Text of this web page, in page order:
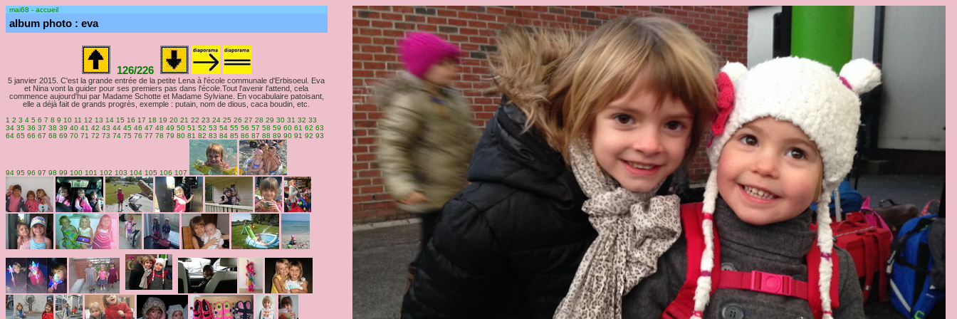
mai68 - accueil
album photo : eva
126/226
5 janvier 2015. C'est la grande entrée de la petite Lena à l'école communale d'Erbisoeul. Eva
et Nina vont la guider pour ses premiers pas dans l'école.Tout l'avenir l'attend, cela
commence aujourd'hui par Madame Schotte et Madame Sylviane. En vocabulaire patoisant,
elle a déjà fait de grands progrès, exemple : putain, nom de dious, caca boudin, etc.
1 2 3 4 5 6 7 8 9 10 11 12 13 14 15 16 17 18 19 20 21 22 23 24 25 26 27 28 29 30 31 32 33
34 35 36 37 38 39 40 41 42 43 44 45 46 47 48 49 50 51 52 53 54 55 56 57 58 59 60 61 62 63
64 65 66 67 68 69 70 71 72 73 74 75 76 77 78 79 80 81 82 83 84 85 86 87 88 89 90 91 92 93
94 95 96 97 98 99 100 101 102 103 104 105 106 107